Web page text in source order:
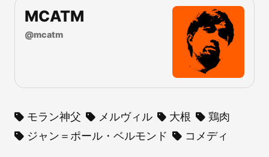
MCATM
@mcatm
モラン神父 メルヴィル 大根
鶏肉
ジャン＝ポール・ベルモンド
コメディ